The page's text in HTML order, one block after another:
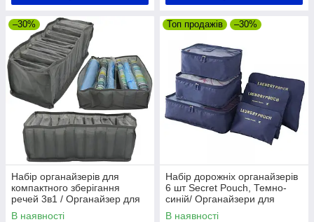
–30%
Набір органайзерів для
компактного зберігання
речей 3в1 / Органайзер для
білизни та шкарпеток у шафу
В наявності
Топ продажів –30%
Набір дорожніх органайзерів
6 шт Secret Pouch, Темно-
синій/ Органайзери для
подорожей 5в1
В наявності